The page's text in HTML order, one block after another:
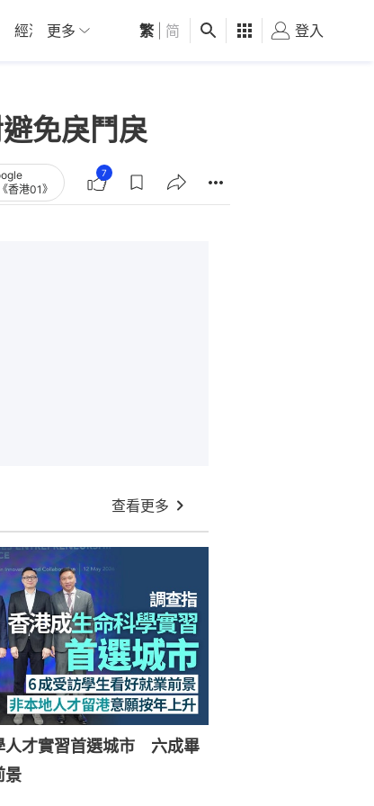
經濟 01深圳 觀點 健康 好食玩飛
更多 繁 简 登入
免戾鬥戾
香港01》
7
查看更多
人才實習首選城市 六成畢
景